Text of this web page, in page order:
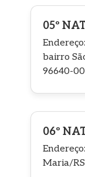
05º
bairro
96640-
06º
Maria/